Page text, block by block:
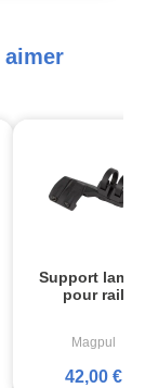
aimer
Support
pour rail
Magpul
42,00 €